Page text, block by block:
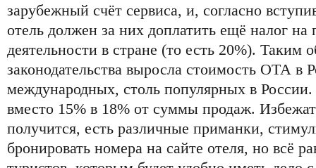
зарубежный счёт сервиса, и, согласно
отель должен за них доплатить ещё налог
деятельности в стране (то есть 20%). Таким
законодательства выросла стоимость ОТА в
международных, столь популярных в России.
вместо 15% в 18% от суммы продаж.
получится, есть различные приманки,
бронировать номера на сайте отеля, но всё